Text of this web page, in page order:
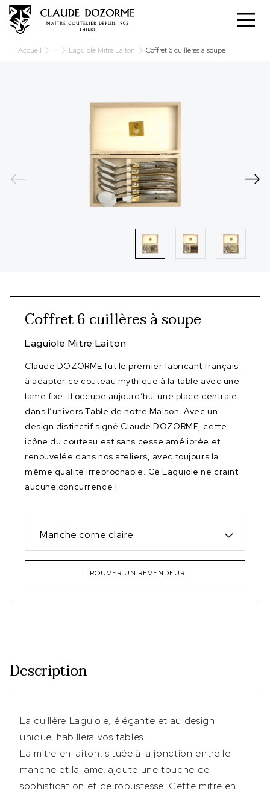
Accueil ... Laguiole Mitre Laiton Coffret 6 cuillères à soupe
Coffret 6 cuillères à soupe
Laguiole Mitre Laiton
Claude DOZORME fut le premier fabricant français
à adapter ce couteau mythique à la table avec une
lame fixe. Il occupe aujourd’hui une place centrale
dans l’univers Table de notre Maison. Avec un
design distinctif signé Claude DOZORME, cette
icône du couteau est sans cesse améliorée et
renouvelée dans nos ateliers, avec toujours la
même qualité irréprochable. Ce Laguiole ne craint
aucune concurrence !
Manche corne claire
TROUVER UN REVENDEUR
Description
La cuillère Laguiole, élégante et au design
unique, habillera vos tables.
La mitre en laiton, située à la jonction entre le
manche et la lame, ajoute une touche de
sophistication et de robustesse. Cette mitre en
Panneau de gestion des cookies